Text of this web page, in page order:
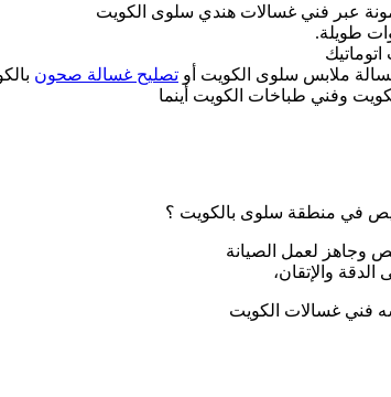
عبر فني غسالات هندي سلوى الكويت
طويلة.
ملابس سلوى الكويت أو تصليح غسالة صحون
وفني طباخات الكويت أينما
في منطقة سلوى بالكويت ؟
وجاهز لعمل الصيانة
والإتقان،
فني غسالات الكويت